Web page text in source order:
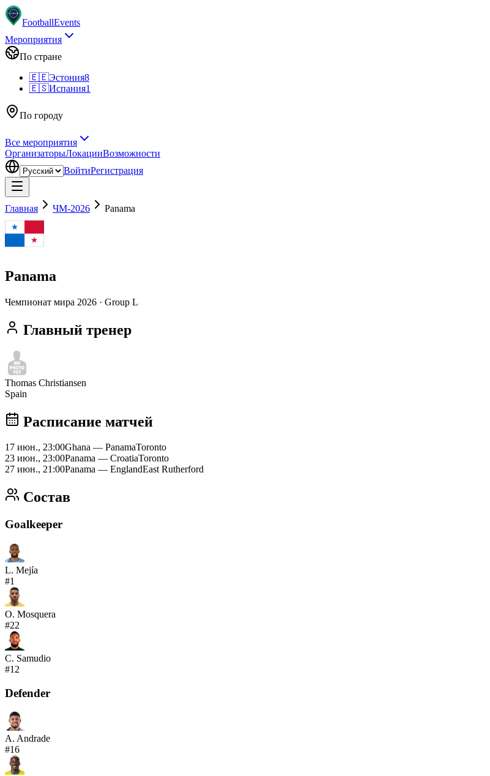
FootballEvents
Мероприятия
По стране
🇪🇪Эстония8
🇪🇸Испания1
По городу
Все мероприятия
ОрганизаторыЛокацииВозможности
ВойтиРегистрация
Главная ЧМ-2026 Panama
Panama
Чемпионат мира 2026 · Group L
Главный тренер
Thomas Christiansen
Spain
Расписание матчей
17 июн., 23:00Ghana — PanamaToronto
23 июн., 23:00Panama — CroatiaToronto
27 июн., 21:00Panama — EnglandEast Rutherford
Состав
Goalkeeper
L. Mejía
#1
O. Mosquera
#22
C. Samudio
#12
Defender
A. Andrade
#16